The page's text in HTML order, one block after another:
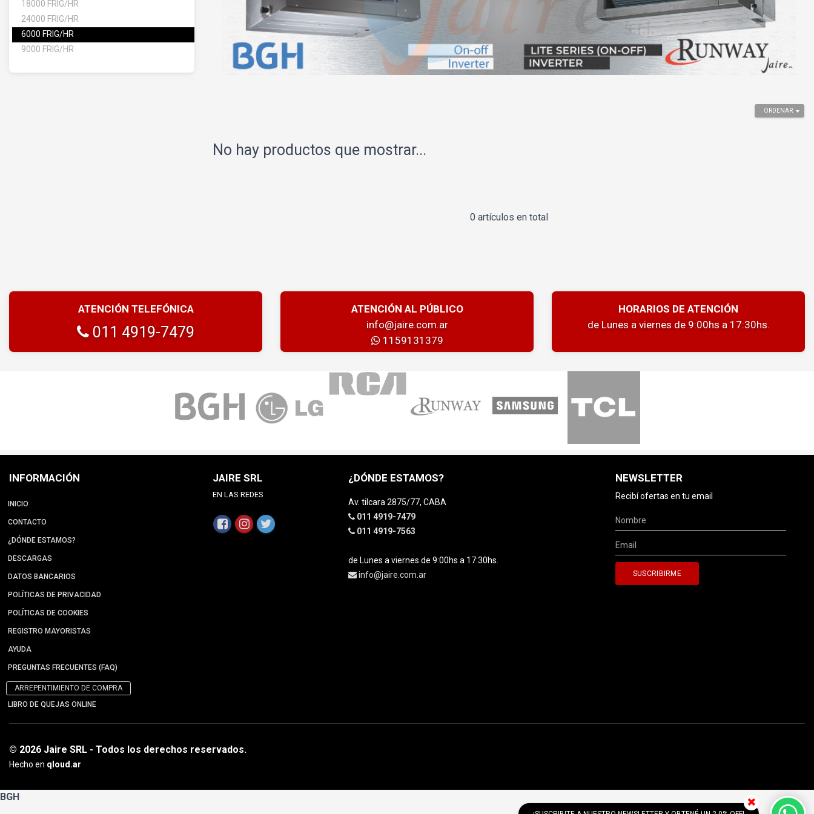
18000 FRIG/HR
24000 FRIG/HR
6000 FRIG/HR
9000 FRIG/HR
ORDENAR
No hay productos que mostrar...
0 artículos en total
ATENCIÓN TELEFÓNICA
011 4919-7479
ATENCIÓN AL PÚBLICO
info@jaire.com.ar
1159131379
HORARIOS DE ATENCIÓN
de Lunes a viernes de 9:00hs a 17:30hs.
INFORMACIÓN
INICIO
CONTACTO
¿DÓNDE ESTAMOS?
DESCARGAS
DATOS BANCARIOS
POLÍTICAS DE PRIVACIDAD
POLÍTICAS DE COOKIES
REGISTRO MAYORISTAS
AYUDA
PREGUNTAS FRECUENTES (FAQ)
ARREPENTIMIENTO DE COMPRA
LIBRO DE QUEJAS ONLINE
JAIRE SRL
EN LAS REDES
¿DÓNDE ESTAMOS?
Av. tilcara 2875/77, CABA
011 4919-7479
011 4919-7563
de Lunes a viernes de 9:00hs a 17:30hs.
info@jaire.com.ar
NEWSLETTER
Recibí ofertas en tu email
© 2026 Jaire SRL - Todos los derechos reservados.
Hecho en qloud.ar
BGH